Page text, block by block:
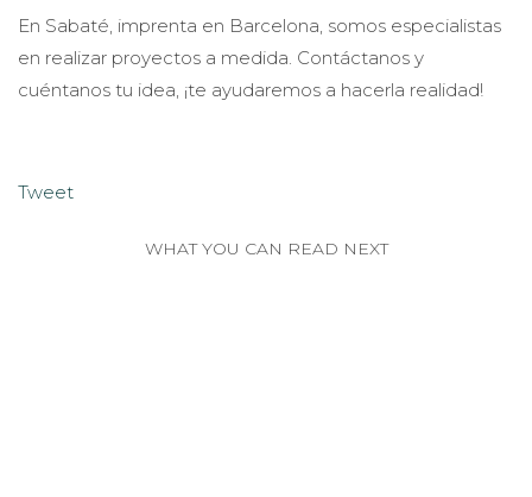
En Sabaté, imprenta en Barcelona, somos especialistas
en realizar proyectos a medida. Contáctanos y
cuéntanos tu idea, ¡te ayudaremos a hacerla realidad!
Tweet
WHAT YOU CAN READ NEXT